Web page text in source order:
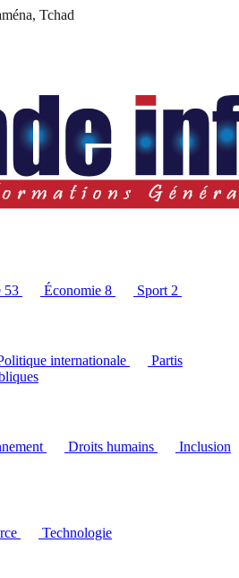
Tchad
53 Économie 8 Sport 2
internationale
Partis
Droits humains
Inclusion
Technologie